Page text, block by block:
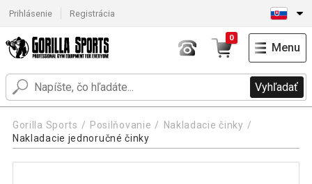
Prihlásenie Registrácia
Vyhľadať
0
Menu
Gorilla Sports Posilňovanie
Nakladacie činky
Nakladacie jednoručné činky